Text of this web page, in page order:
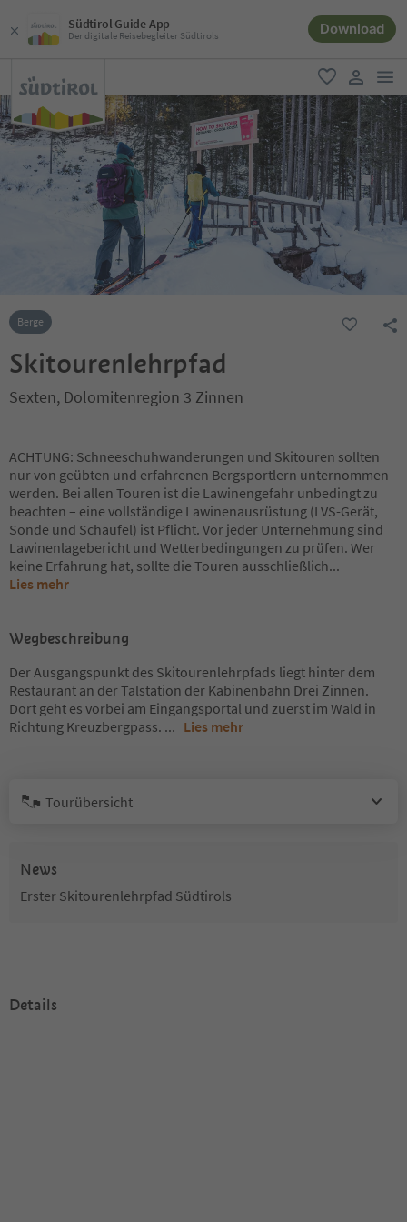
Südtirol Guide App
Der digitale Reisebegleiter Südtirols Download
favorit
user link
Berge
Skitourenlehrpfad
Sexten, Dolomitenregion 3 Zinnen
ACHTUNG: Schneeschuhwanderungen und Skitouren sollten
nur von geübten und erfahrenen Bergsportlern unternommen
werden. Bei allen Touren ist die Lawinengefahr unbedingt zu
beachten – eine vollständige Lawinenausrüstung (LVS-Gerät,
Sonde und Schaufel) ist Pflicht. Vor jeder Unternehmung sind
Lawinenlagebericht und Wetterbedingungen zu prüfen. Wer
keine Erfahrung hat, sollte die Touren ausschließlich...
Lies mehr
Wegbeschreibung
Der Ausgangspunkt des Skitourenlehrpfads liegt hinter dem
Restaurant an der Talstation der Kabinenbahn Drei Zinnen.
Dort geht es vorbei am Eingangsportal und zuerst im Wald in
Richtung Kreuzbergpass. ... Lies mehr
Tourübersicht
News
Erster Skitourenlehrpfad Südtirols
Details